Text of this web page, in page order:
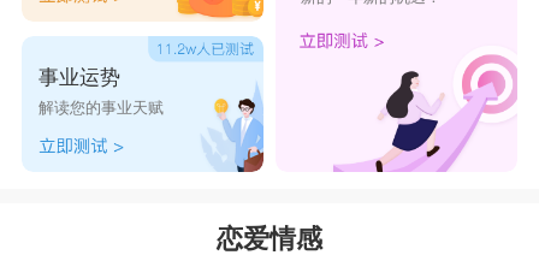
事业运势
解读您的事业天赋
恋爱情感